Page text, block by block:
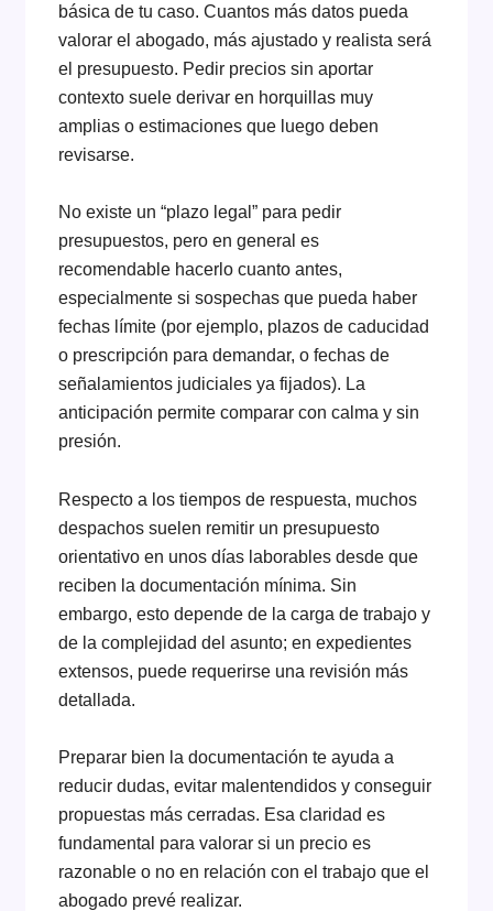
básica de tu caso. Cuantos más datos pueda
valorar el abogado, más ajustado y realista será
el presupuesto. Pedir precios sin aportar
contexto suele derivar en horquillas muy
amplias o estimaciones que luego deben
revisarse.
No existe un “plazo legal” para pedir
presupuestos, pero en general es
recomendable hacerlo cuanto antes,
especialmente si sospechas que pueda haber
fechas límite (por ejemplo, plazos de caducidad
o prescripción para demandar, o fechas de
señalamientos judiciales ya fijados). La
anticipación permite comparar con calma y sin
presión.
Respecto a los tiempos de respuesta, muchos
despachos suelen remitir un presupuesto
orientativo en unos días laborables desde que
reciben la documentación mínima. Sin
embargo, esto depende de la carga de trabajo y
de la complejidad del asunto; en expedientes
extensos, puede requerirse una revisión más
detallada.
Preparar bien la documentación te ayuda a
reducir dudas, evitar malentendidos y conseguir
propuestas más cerradas. Esa claridad es
fundamental para valorar si un precio es
razonable o no en relación con el trabajo que el
abogado prevé realizar.